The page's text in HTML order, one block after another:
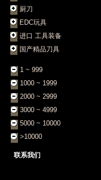
厨刀
EDC玩具
进口 工具装备
国产精品刀具
1 ~ 999
1000 ~ 1999
2000 ~ 2999
3000 ~ 4999
5000 ~ 10000
>10000
联系我们